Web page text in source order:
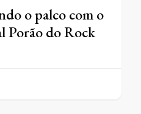
o palco com o
Porão do Rock